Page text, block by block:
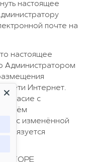
настоящее
почте на
настоящее
Администратором
сети Интернет.
с
путём
с изменённой
обязуется